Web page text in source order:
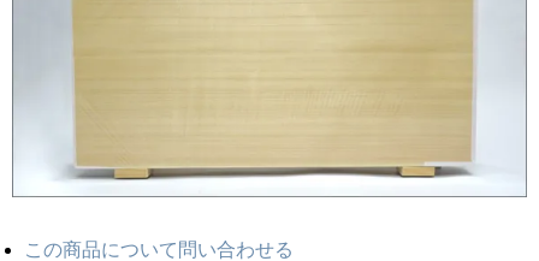
この商品について問い合わせる